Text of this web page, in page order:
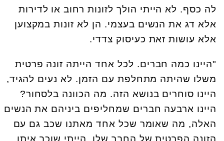
לה כסף. לא הייתי הולך לזונות רחוב או לדירות
אלא דג את הנשים בעצמי. הן לא זונות במקצוען
אלא עושות זאת כעיסוק צדדי.
"היינו כמה חברים. לכל אחד הייתה זונה פרטית
משלו שהיתה מתחלפת עם הזמן. לא נעים להגיד,
היינו סוחרים בנושא הזה. מה הכוונה בלסחור?
היינו ארבעה חברים שמחליפים ביניהם את הנשים
האלה, מה שאומר שכל אחד מאתנו שכב גם עם
הזונה הפרטית של החבר שלו. הייתי שוכב איתן